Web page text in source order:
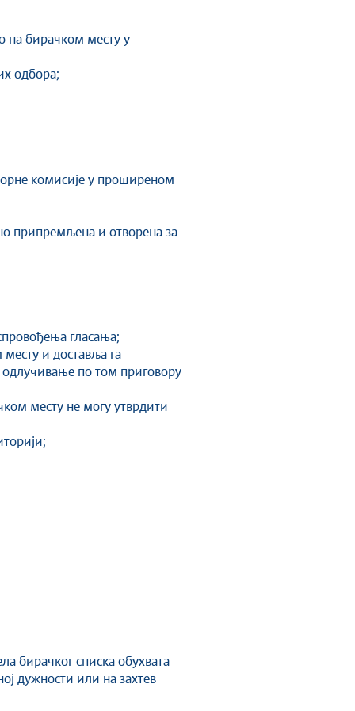
на бирачком месту у
одбора;
комисије у проширеном
припремљена и отворена за
гласања;
и доставља га
одлучивање по том приговору
месту не могу утврдити
бирачког списка обухвата
дужности или на захтев